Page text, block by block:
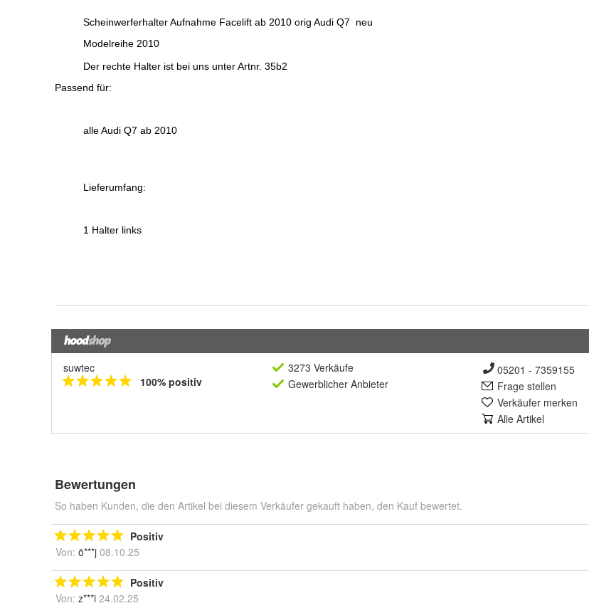
suwtec
100% positiv
3273 Verkäufe
Gewerblicher Anbieter
05201 - 7359155
Frage stellen
Verkäufer merken
Alle Artikel
Bewertungen
So haben Kunden, die den Artikel bei diesem Verkäufer gekauft haben, den Kauf bewertet.
Positiv
Von: ö***j 08.10.25
Positiv
Von: z***i 24.02.25